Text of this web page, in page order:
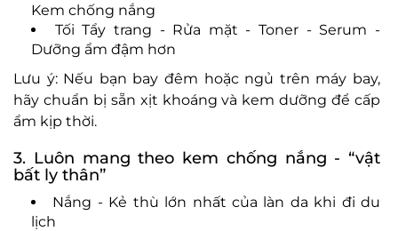
Kem chống nắng
Tối Tẩy trang - Rửa mặt - Toner - Serum -
Dưỡng ẩm đậm hơn
Lưu ý: Nếu bạn bay đêm hoặc ngủ trên máy bay,
hãy chuẩn bị sẵn xịt khoáng và kem dưỡng để cấp
ẩm kịp thời.
3. Luôn mang theo kem chống nắng - “vật
bất ly thân”
Nắng - Kẻ thù lớn nhất của làn da khi đi du
lịch